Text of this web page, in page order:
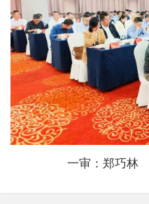
一审：郑巧林